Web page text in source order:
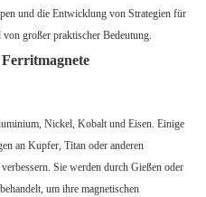
und die Entwicklung von Strategien für
großer praktischer Bedeutung.
Nickel, Kobalt und Eisen. Einige
an Kupfer, Titan oder anderen
Sie werden durch Gießen oder
um ihre magnetischen